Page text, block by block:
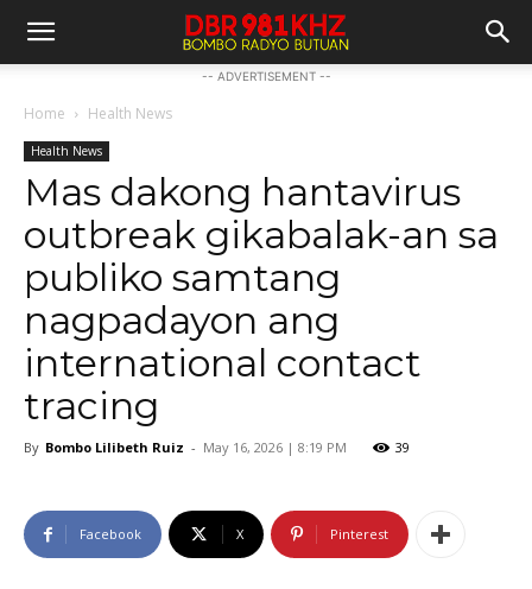
-- ADVERTISEMENT --
Home Health News
Health News
Mas dakong hantavirus
outbreak gikabalak-an sa
publiko samtang
nagpadayon ang
international contact
tracing
By Bombo Lilibeth Ruiz - May 16, 2026 | 8:19 PM 39
Facebook X Pinterest